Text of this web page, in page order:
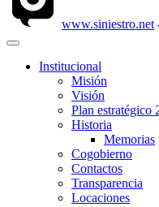
www.siniestro.net
Institucional
Misión
Visión
Plan estratégico
Historia
Memorias
Cogobierno
Contactos
Transparencia
Locaciones